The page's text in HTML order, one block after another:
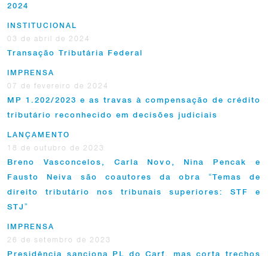
2024
INSTITUCIONAL
03 de abril de 2024
Transação Tributária Federal
IMPRENSA
07 de fevereiro de 2024
MP 1.202/2023 e as travas à compensação de crédito
tributário reconhecido em decisões judiciais
LANÇAMENTO
18 de outubro de 2023
Breno Vasconcelos, Carla Novo, Nina Pencak e
Fausto Neiva são coautores da obra “Temas de
direito tributário nos tribunais superiores: STF e
STJ”
IMPRENSA
26 de setembro de 2023
Presidência sanciona PL do Carf, mas corta trechos